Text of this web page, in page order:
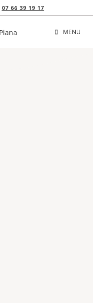
07 66 39 19 17
MENU